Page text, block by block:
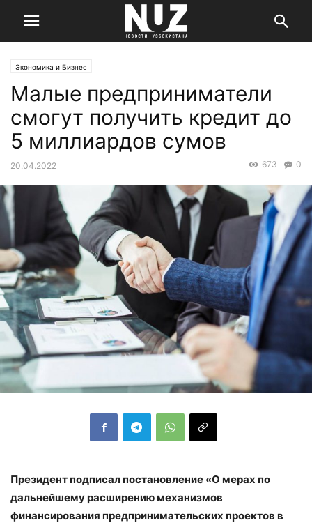
Экономика и Бизнес
Малые предприниматели
смогут получить кредит до
5 миллиардов сумов
20.04.2022 0
673
Президент подписал постановление «О мерах по
дальнейшему расширению механизмов
финансирования предпринимательских проектов в